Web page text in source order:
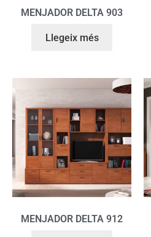
MENJADOR DELTA 903
Llegeix més
MENJADOR DELTA 912